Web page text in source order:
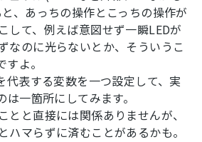
、あっちの操作とこっちの操作が
して、例えば意図せず一瞬LEDが
なのに光らないとか、そういうこ
よ。
代表する変数を一つ設定して、実
一箇所にしてみます。
とと直接には関係ありませんが、
ハマらずに済むことがあるかも。